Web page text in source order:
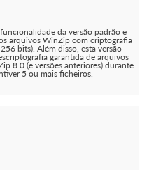
da versão padrão e
arquivos WinZip com criptografia
bits). Além disso, esta versão
garantida de arquivos
8.0 (e versões anteriores) durante
5 ou mais ficheiros.